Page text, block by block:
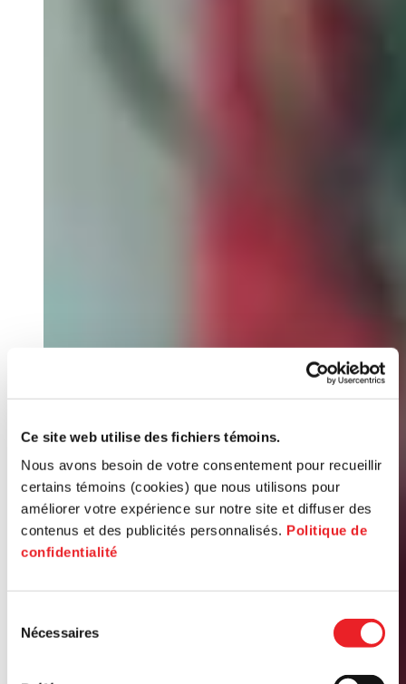
Ce site web utilise des fichiers témoins.
Nous avons besoin de votre consentement pour recueillir
certains témoins (cookies) que nous utilisons pour
améliorer votre expérience sur notre site et diffuser des
contenus et des publicités personnalisés. Politique de
confidentialité
Nécessaires